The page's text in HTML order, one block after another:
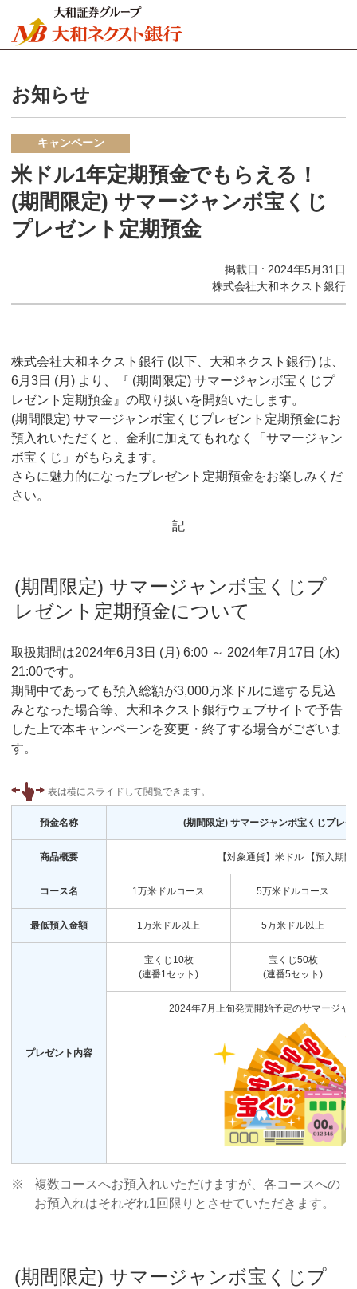
お知らせ
キャンペーン
米ドル1年定期預金でもらえる！
(期間限定) サマージャンボ宝くじ
プレゼント定期預金
掲載日 : 2024年5月31日
株式会社大和ネクスト銀行
株式会社大和ネクスト銀行 (以下、大和ネクスト銀行) は、
6月3日 (月) より、『 (期間限定) サマージャンボ宝くじプ
レゼント定期預金』の取り扱いを開始いたします。
(期間限定) サマージャンボ宝くじプレゼント定期預金にお
預入れいただくと、金利に加えてもれなく「サマージャン
ボ宝くじ」がもらえます。
さらに魅力的になったプレゼント定期預金をお楽しみくだ
さい。
記
(期間限定) サマージャンボ宝くじプ
レゼント定期預金について
取扱期間は2024年6月3日 (月) 6:00 ～ 2024年7月17日 (水)
21:00です。
期間中であっても預入総額が3,000万米ドルに達する見込
みとなった場合等、大和ネクスト銀行ウェブサイトで予告
した上で本キャンペーンを変更・終了する場合がございま
す。
預金名称 (期間限定) サマージャンボ宝くじプレ
商品概要 【対象通貨】米ドル 【預入期間
コース名 1万米ドルコース 5万米ドルコース
最低預入金額 1万米ドル以上 5万米ドル以上
プレゼント内容
宝くじ10枚
(連番1セット)
宝くじ50枚
(連番5セット)
2024年7月上旬発売開始予定のサマージャ
※
複数コースへお預入れいただけますが、各コースへの
お預入れはそれぞれ1回限りとさせていただきます。
(期間限定) サマージャンボ宝くじプ